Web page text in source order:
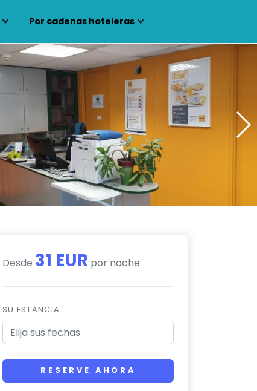
Por cadenas hoteleras
Desde 31 EUR por noche
SU ESTANCIA
RESERVE AHORA